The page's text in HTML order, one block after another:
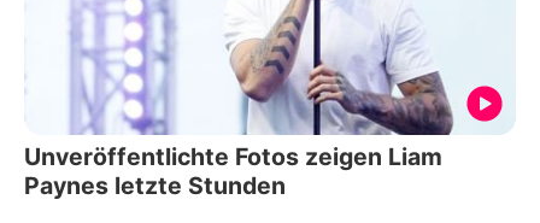
Unveröffentlichte Fotos zeigen Liam
Paynes letzte Stunden